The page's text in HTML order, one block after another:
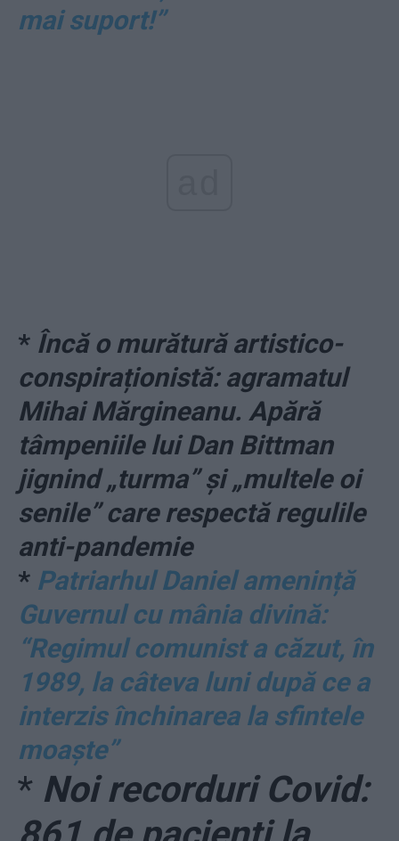
mai suport!”
* Încă o murătură artistico-
conspiraționistă: agramatul
Mihai Mărgineanu. Apără
tâmpeniile lui Dan Bittman
jignind „turma” și „multele oi
senile” care respectă regulile
anti-pandemie
* Patriarhul Daniel amenință
Guvernul cu mânia divină:
“Regimul comunist a căzut, în
1989, la câteva luni după ce a
interzis închinarea la sfintele
moaște”
* Noi recorduri Covid: